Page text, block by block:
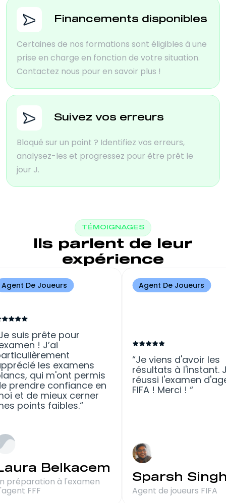
Financements disponibles
Certaines de nos formations sont éligibles à une
prise en charge en fonction de votre situation.
Contactez nous pour en savoir plus !
Suivez vos erreurs
Bloqué sur un point ? Identifiez vos erreurs,
analysez-les et progressez pour être prêt le
jour J.
TÉMOIGNAGES
Ils parlent de leur
expérience
Agent De Joueurs
Je suis prête pour
l'examen ! J’ai
particulièrement
apprécié les examens
blancs, qui m'ont permis
de prendre confiance en
moi et de mieux cerner
mes points faibles.
Laura Belkacem
En préparation à l'examen
d'agent FFF
Agent De
Je viens
résultats à
réussi
FIFA ! Merci !
Sparsh
Agent de